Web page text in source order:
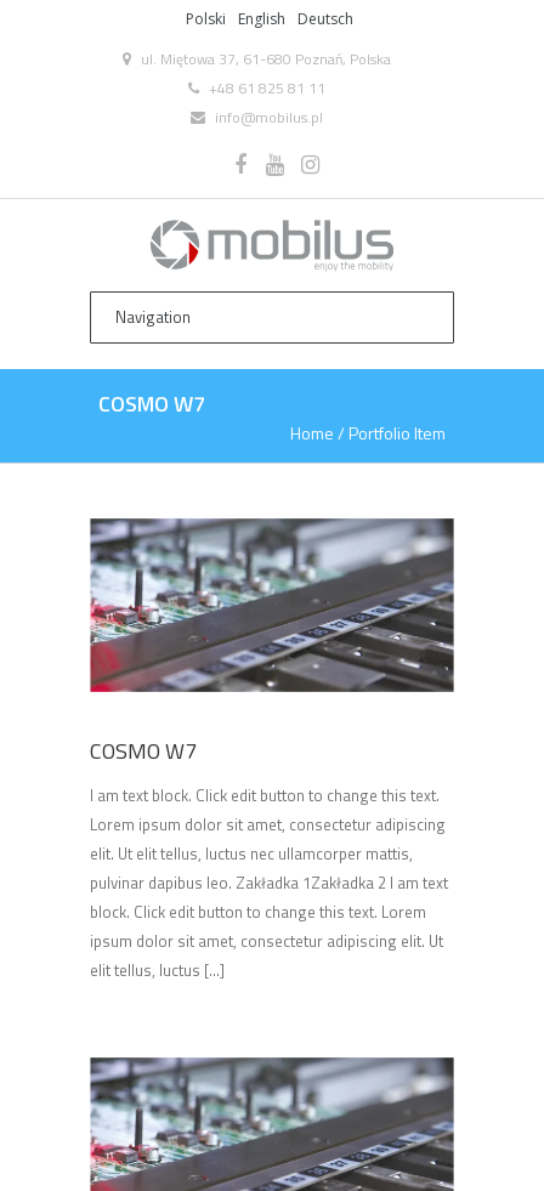
Polski English Deutsch
ul. Miętowa 37, 61-680 Poznań, Polska
+48 61 825 81 11
info@mobilus.pl
COSMO W7
Home/ Portfolio Item
COSMO W7
I am text block. Click edit button to change this text.
Lorem ipsum dolor sit amet, consectetur adipiscing
elit. Ut elit tellus, luctus nec ullamcorper mattis,
pulvinar dapibus leo. Zakładka 1Zakładka 2 I am text
block. Click edit button to change this text. Lorem
ipsum dolor sit amet, consectetur adipiscing elit. Ut
elit tellus, luctus [...]